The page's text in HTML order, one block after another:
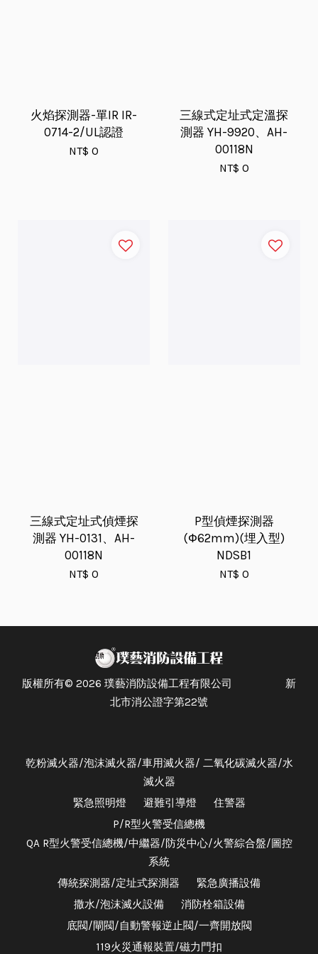
火焰探測器-單IR IR-
0714-2/UL認證
NT$ 0
三線式定址式定溫探
測器 YH-9920、AH-
00118N
NT$ 0
三線式定址式偵煙探
測器 YH-0131、AH-
00118N
NT$ 0
P型偵煙探測器
(Ф62mm)(埋入型)
NDSB1
NT$ 0
版權所有© 2026 璞藝消防設備工程有限公司 新
北市消公證字第22號
乾粉滅火器/泡沫滅火器/車用滅火器/ 二氧化碳滅火器/水
滅火器
緊急照明燈
避難引導燈
住警器
P/R型火警受信總機
QA R型火警受信總機/中繼器/防災中心/火警綜合盤/圖控
系統
傳統探測器/定址式探測器
緊急廣播設備
撒水/泡沫滅火設備
消防栓箱設備
底閥/閘閥/自動警報逆止閥/一齊開放閥
119火災通報裝置/磁力門扣